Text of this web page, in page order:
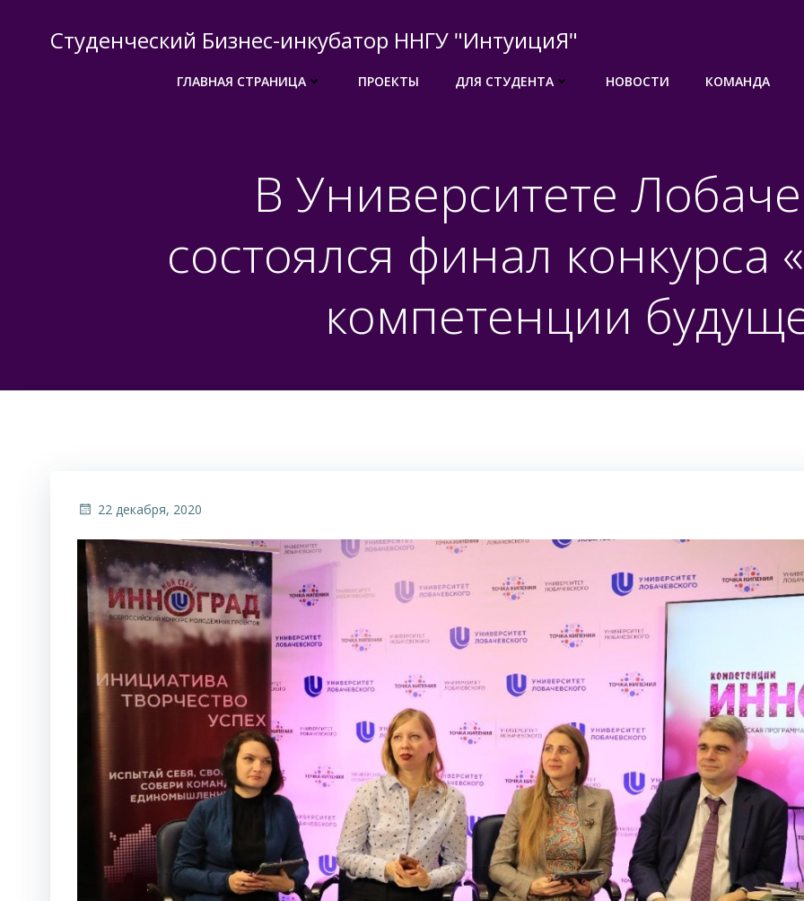
содержимомуСтуденческий Бизнес-инкубатор ННГУ "ИнтуициЯ"
ГЛАВНАЯ СТРАНИЦА ПРОЕКТЫ ДЛЯ СТУДЕНТА НОВОСТИ КОМАНДА
В Университете
состоялся финал конкурса
компетенции
22 декабря, 2020